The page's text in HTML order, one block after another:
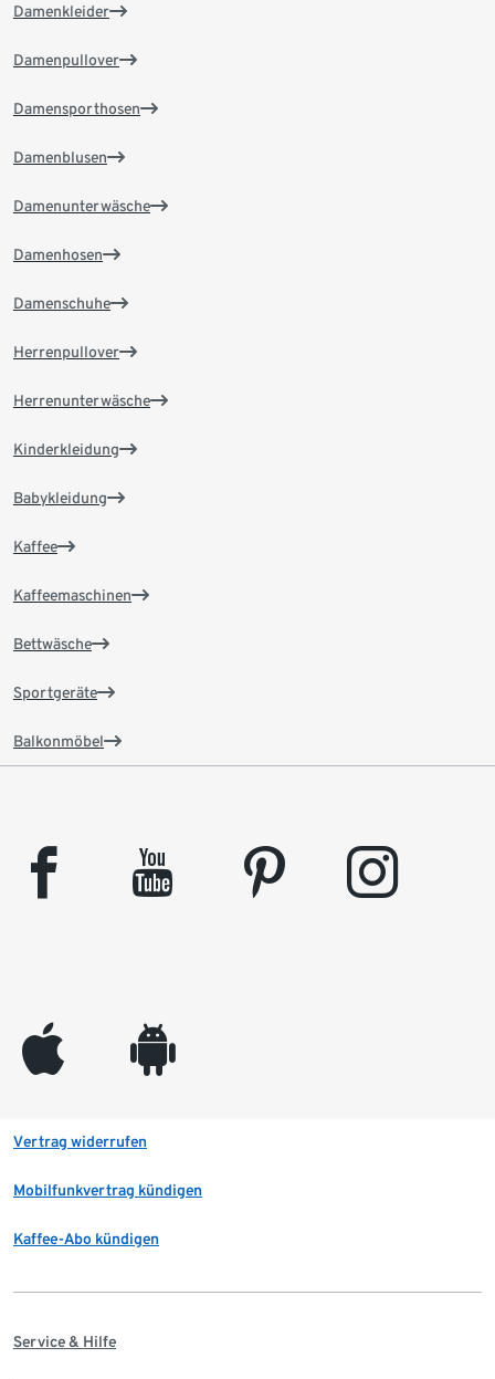
Damenkleider
Damenpullover
Damensporthosen
Damenblusen
Damenunterwäsche
Damenhosen
Damenschuhe
Herrenpullover
Herrenunterwäsche
Kinderkleidung
Babykleidung
Kaffee
Kaffeemaschinen
Bettwäsche
Sportgeräte
Balkonmöbel
facebook youtube pinterest instagram
appleinc android
Vertrag widerrufen
Mobilfunkvertrag kündigen
Kaffee-Abo kündigen
Service & Hilfe